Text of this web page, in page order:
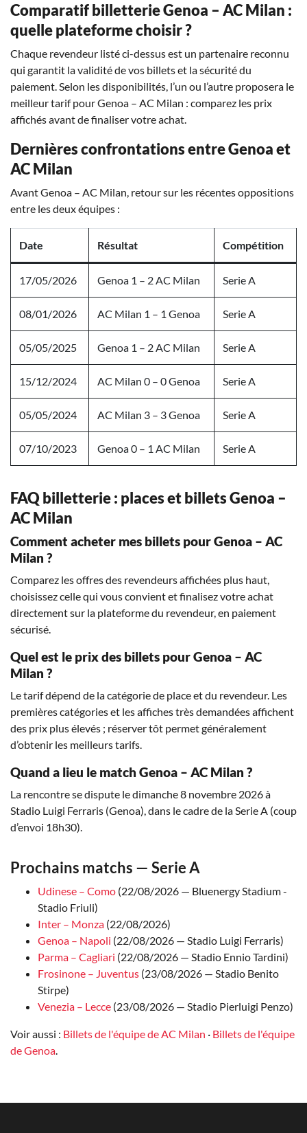
Comparatif billetterie Genoa – AC Milan :
quelle plateforme choisir ?
Chaque revendeur listé ci-dessus est un partenaire reconnu
qui garantit la validité de vos billets et la sécurité du
paiement. Selon les disponibilités, l’un ou l’autre proposera le
meilleur tarif pour Genoa – AC Milan : comparez les prix
affichés avant de finaliser votre achat.
Dernières confrontations entre Genoa et
AC Milan
Avant Genoa – AC Milan, retour sur les récentes oppositions
entre les deux équipes :
Date Résultat Compétition
17/05/2026 Genoa 1 – 2 AC Milan Serie A
08/01/2026 AC Milan 1 – 1 Genoa Serie A
05/05/2025 Genoa 1 – 2 AC Milan Serie A
15/12/2024 AC Milan 0 – 0 Genoa Serie A
05/05/2024 AC Milan 3 – 3 Genoa Serie A
07/10/2023 Genoa 0 – 1 AC Milan Serie A
FAQ billetterie : places et billets Genoa –
AC Milan
Comment acheter mes billets pour Genoa – AC
Milan ?
Comparez les offres des revendeurs affichées plus haut,
choisissez celle qui vous convient et finalisez votre achat
directement sur la plateforme du revendeur, en paiement
sécurisé.
Quel est le prix des billets pour Genoa – AC
Milan ?
Le tarif dépend de la catégorie de place et du revendeur. Les
premières catégories et les affiches très demandées affichent
des prix plus élevés ; réserver tôt permet généralement
d’obtenir les meilleurs tarifs.
Quand a lieu le match Genoa – AC Milan ?
La rencontre se dispute le dimanche 8 novembre 2026 à
Stadio Luigi Ferraris (Genoa), dans le cadre de la Serie A (coup
d’envoi 18h30).
Prochains matchs — Serie A
Udinese – Como (22/08/2026 — Bluenergy Stadium -
Stadio Friuli)
Inter – Monza (22/08/2026)
Genoa – Napoli (22/08/2026 — Stadio Luigi Ferraris)
Parma – Cagliari (22/08/2026 — Stadio Ennio Tardini)
Frosinone – Juventus (23/08/2026 — Stadio Benito
Stirpe)
Venezia – Lecce (23/08/2026 — Stadio Pierluigi Penzo)
Voir aussi : Billets de l'équipe de AC Milan · Billets de l'équipe
de Genoa.